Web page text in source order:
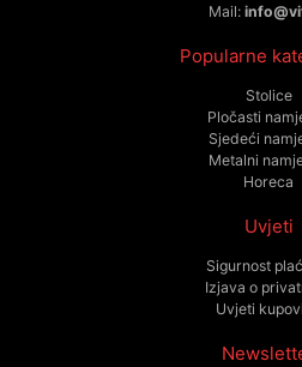
Mail:
Popularne
Stolice
Pločasti
Sjedeći
Metalni
Horeca
Uvjeti
Sigurnost
Izjava o
Uvjeti